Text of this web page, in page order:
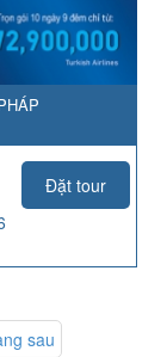
Đặt tour
sau